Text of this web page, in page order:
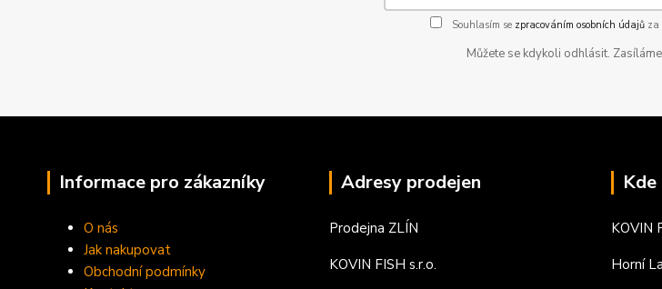
Souhlasím se zpracováním osobních údajůza
Můžete se kdykoli odhlásit.
Informace pro zákazníky
O nás
Jak nakupovat
Obchodní podmínky
Adresy prodejen
Prodejna ZLÍN
KOVIN FISH s.r.o.
KOVIN
Horní